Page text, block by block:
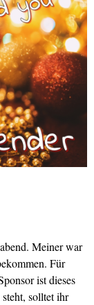
Meiner war
Für
ist dieses
solltet ihr